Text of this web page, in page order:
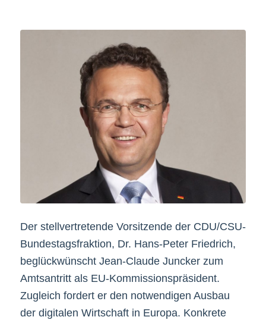
Der stellvertretende Vorsitzende der CDU/CSU-
Bundestagsfraktion, Dr. Hans-Peter Friedrich,
beglückwünscht Jean-Claude Juncker zum
Amtsantritt als EU-Kommissionspräsident.
Zugleich fordert er den notwendigen Ausbau
der digitalen Wirtschaft in Europa. Konkrete